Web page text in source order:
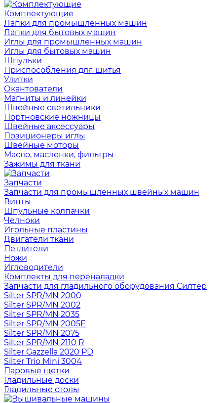
Комплектующие
Лапки для промышленных машин
Лапки для бытовых машин
Иглы для промышленных машин
Иглы для бытовых машин
Шпульки
Приспособления для шитья
Улитки
Окантователи
Магниты и линейки
Швейные светильники
Портновские ножницы
Швейные аксессуары
Позиционеры иглы
Швейные моторы
Масло, масленки, фильтры
Зажимы для ткани
Запчасти
Запчасти для промышленных швейных машин
Винты
Шпульные колпачки
Челноки
Игольные пластины
Двигатели ткани
Петлители
Ножи
Игловодители
Комплекты для переналадки
Запчасти для гладильного оборудования Силтер
Silter SPR/MN 2000
Silter SPR/MN 2002
Silter SPR/MN 2035
Silter SPR/MN 2005E
Silter SPR/MN 2075
Silter SPR/MN 2110 R
Silter Gazzella 2020 PD
Silter Trio Mini 3004
Паровые щетки
Гладильные доски
Гладильные столы